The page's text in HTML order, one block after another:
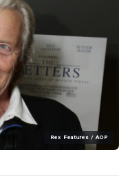
Rex Features / AOP